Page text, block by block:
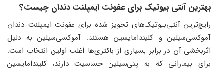
بهترین آنتی بیوتیک برای عفونت ایمپلنت دندان چیست؟
رایج‌ترین آنتی‌بیوتیک‌های تجویز شده برای عفونت ایمپلنت دندان
آموکسی‌سیلین و کلیندامایسین هستند. آموکسی‌سیلین به دلیل
اثربخشی آن در برابر بسیاری از باکتری‌ها اغلب اولین انتخاب است.
برای بیمارانی که به پنی‌سیلین حساسیت دارند، کلیندامایسین